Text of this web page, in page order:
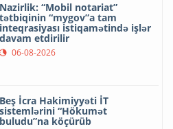
Nazirlik: “Mobil notariat”
tətbiqinin “mygov”a tam
inteqrasiyası istiqamətində işlər
davam etdirilir
06-08-2026
Beş İcra Hakimiyyəti İT
sistemlərini “Hökumət
buludu”na köçürüb